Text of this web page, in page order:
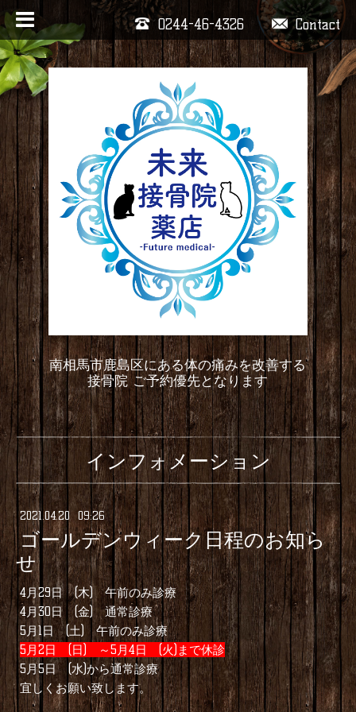
Contact
0244-46-4326
南相馬市鹿島区にある体の痛みを改善する
接骨院 ご予約優先となります
インフォメーション
2021 04.20 09:26
ゴールデンウィーク日程のお知ら
せ
4月29日 (木) 午前のみ診療
4月30日 (金) 通常診療
5月1日 (土) 午前のみ診療
5月2日 (日) ～5月4日 (火)まで休診
5月5日 (水)から通常診療
宜しくお願い致します。